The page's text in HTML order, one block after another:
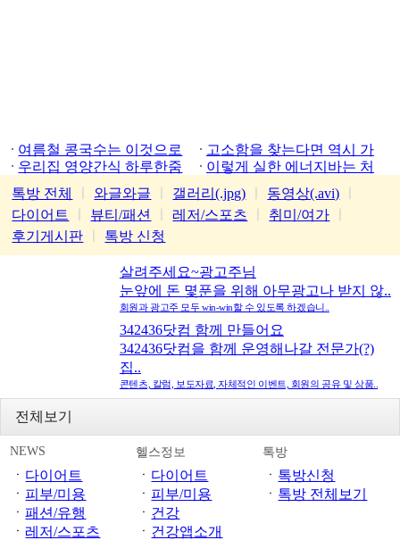
여름철 콩국수는 이것으로
고소함을 찾는다면 역시 가
평잣
우리집 영양간식 하루한줌
이렇게 실한 에너지바는 처
톡방 전체 와글와글 갤러리(.jpg) 동영상(.avi)
다이어트
뷰티/패션 레저/스포츠 취미/여가
후기게시판
톡방 신청
살려주세요~광고주님
눈앞에 돈 몇푼을 위해 아무광고나 받지 않..
회원과 광고주 모두 win-win할 수 있도록 하겠습니..
342436닷컴 함께 만들어요
342436닷컴을 함께 운영해나갈 전문가(?)
집..
콘텐츠, 칼럼, 보도자료, 자체적인 이벤트, 회원의 공유 및 상품..
전체보기
NEWS
ㆍ 다이어트
ㆍ 피부/미용
ㆍ패션/유행
ㆍ 레저/스포츠
헬스정보
ㆍ 다이어트
ㆍ 피부/미용
ㆍ 건강
ㆍ 건강앱소개
톡방
ㆍ 톡방신청
ㆍ 톡방 전체보기